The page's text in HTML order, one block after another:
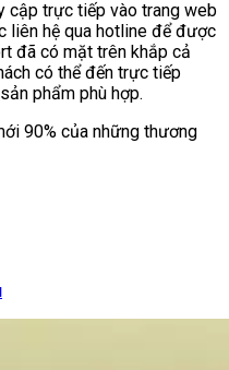
cập trực tiếp vào trang web
liên hệ qua hotline để được
đã có mặt trên khắp cả
có thể đến trực tiếp
phẩm phù hợp.
90% của những thương